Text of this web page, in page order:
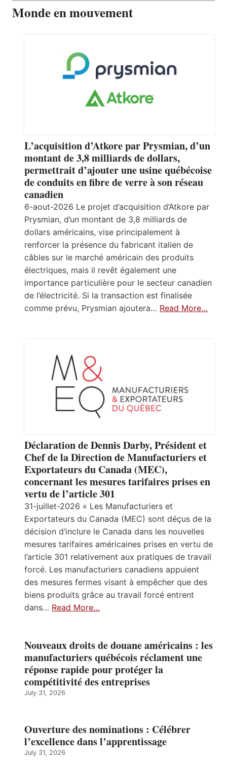
Monde en mouvement
L’acquisition d’Atkore par Prysmian, d’un
montant de 3,8 milliards de dollars,
permettrait d’ajouter une usine québécoise
de conduits en fibre de verre à son réseau
canadien
6-aout-2026 Le projet d’acquisition d’Atkore par
Prysmian, d’un montant de 3,8 milliards de
dollars américains, vise principalement à
renforcer la présence du fabricant italien de
câbles sur le marché américain des produits
électriques, mais il revêt également une
importance particulière pour le secteur canadien
de l’électricité. Si la transaction est finalisée
comme prévu, Prysmian ajoutera… Read More…
Déclaration de Dennis Darby, Président et
Chef de la Direction de Manufacturiers et
Exportateurs du Canada (MEC),
concernant les mesures tarifaires prises en
vertu de l’article 301
31-juillet-2026 « Les Manufacturiers et
Exportateurs du Canada (MEC) sont déçus de la
décision d’inclure le Canada dans les nouvelles
mesures tarifaires américaines prises en vertu de
l’article 301 relativement aux pratiques de travail
forcé. Les manufacturiers canadiens appuient
des mesures fermes visant à empêcher que des
biens produits grâce au travail forcé entrent
dans… Read More…
Nouveaux droits de douane américains : les
manufacturiers québécois réclament une
réponse rapide pour protéger la
compétitivité des entreprises
July 31, 2026
Ouverture des nominations : Célébrer
l’excellence dans l’apprentissage
July 31, 2026